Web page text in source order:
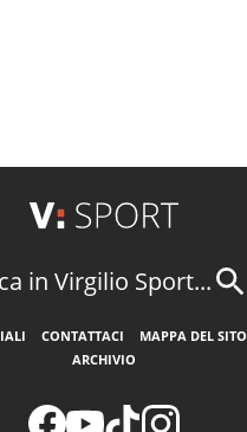
in Virgilio Sport...
CONTATTACI MAPPA DEL SITO
ARCHIVIO